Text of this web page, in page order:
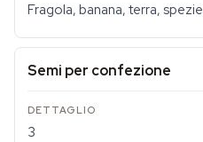
Fragola, banana, terra, spezie
Semi per confezione
3